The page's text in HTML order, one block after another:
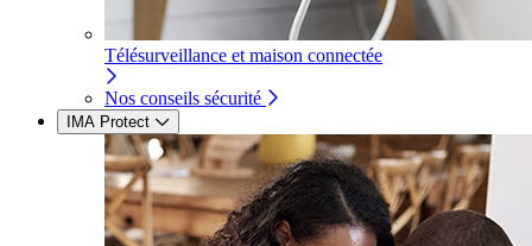
Télésurveillance et maison connectée
Nos conseils sécurité
IMA Protect